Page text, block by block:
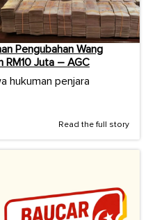
Pengubahan Wang
RM10 Juta – AGC
hukuman penjara
Read the full story